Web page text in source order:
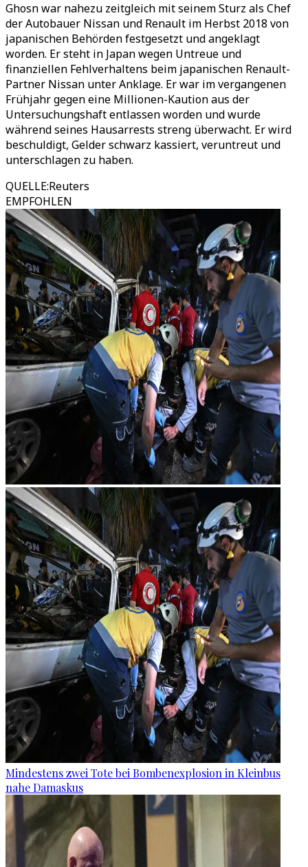
Ghosn war nahezu zeitgleich mit seinem Sturz als Chef
der Autobauer Nissan und Renault im Herbst 2018 von
japanischen Behörden festgesetzt und angeklagt
worden. Er steht in Japan wegen Untreue und
finanziellen Fehlverhaltens beim japanischen Renault-
Partner Nissan unter Anklage. Er war im vergangenen
Frühjahr gegen eine Millionen-Kaution aus der
Untersuchungshaft entlassen worden und wurde
während seines Hausarrests streng überwacht. Er wird
beschuldigt, Gelder schwarz kassiert, veruntreut und
unterschlagen zu haben.
QUELLE:Reuters
EMPFOHLEN
Mindestens zwei Tote bei Bombenexplosion in Kleinbus
nahe Damaskus